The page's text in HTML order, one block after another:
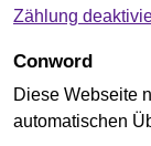
Zählung
Conword
Diese Webseite
automatischen